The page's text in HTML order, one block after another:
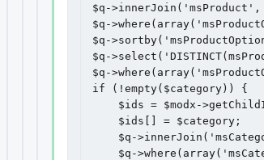
$q-
$q-
$q-
$q-
$q-
if (!empty($category)) {
$ids = $modx-
    $ids[] = $category;
$q-
$q-